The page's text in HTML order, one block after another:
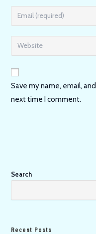
name
to
comment
Enter
your
email
address
comment
Enter
your
website
URL
(optional)
Save my name, email,
next time I comment.
Search
Recent Posts